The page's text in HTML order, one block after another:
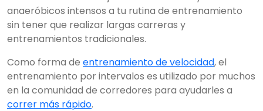
anaeróbicos intensos a tu rutina de entrenamiento
sin tener que realizar largas carreras y
entrenamientos tradicionales.
Como forma de entrenamiento de velocidad, el
entrenamiento por intervalos es utilizado por muchos
en la comunidad de corredores para ayudarles a
correr más rápido.